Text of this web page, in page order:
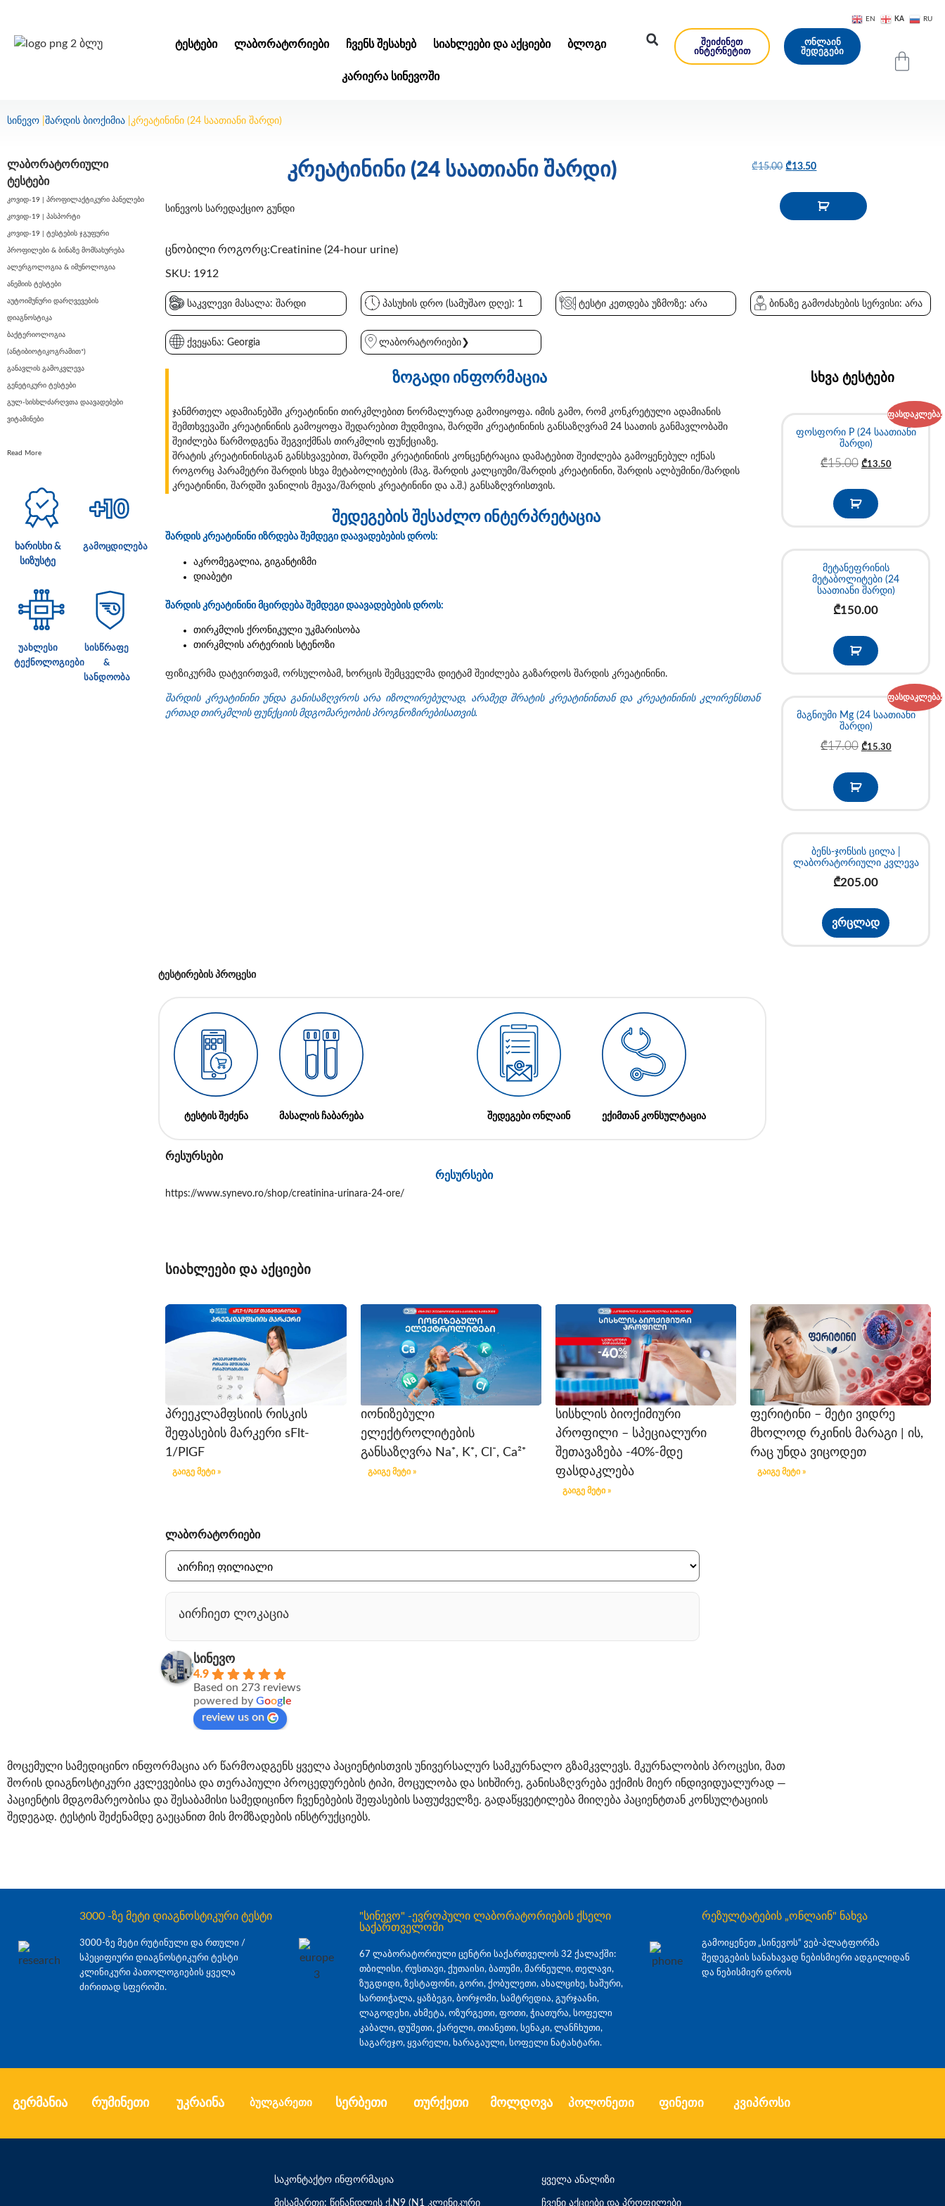
ᲢᲔᲡᲢᲔᲑᲘ ᲚᲐᲑᲝᲠᲐᲢᲝᲠᲘᲔᲑᲘ ᲩᲕᲔᲜᲡ ᲨᲔᲡᲐᲮᲔᲑ ᲡᲘᲐᲮᲚᲔᲔᲑᲘ ᲓᲐ ᲐᲥᲪᲘᲔᲑᲘ ᲑᲚᲝᲒᲘ
ᲙᲐᲠᲘᲔᲠᲐ ᲡᲘᲜᲔᲕᲝᲨᲘ
ᲨᲔᲘᲫᲘᲜᲔᲗ
ᲘᲜᲢᲔᲠᲜᲔᲢᲘᲗ
ᲝᲜᲚᲐᲘᲜ
ᲨᲔᲓᲔᲒᲔᲑᲘ
სინევო შარდის ბიოქიმია კრეატინინი (24 საათიანი შარდი)
ლაბორატორიული
ტესტები
კოვიდ-19 | პროფილაქტიკური პანელები
კოვიდ-19 | პასპორტი
კოვიდ-19 | ტესტების ჯგუფური
პროფილები & ბინაზე მომსახურება
ალერგოლოგია & იმუნოლოგია
ანემიის ტესტები
აუტოიმუნური დარღვევების
დიაგნოსტიკა
ბაქტერიოლოგია
(ანტიბიოტიკოგრამით*)
განავლის გამოკვლევა
გენეტიკური ტესტები
გულ-სისხლძარღვთა დაავადებები
ვიტამინები
Read More
ხარისხი &
სიზუსტე
გამოცდილება
უახლესი
ტექნოლოგიები
სისწრაფე
&
სანდოობა
კრეატინინი (24 საათიანი შარდი)
სინევოს სარედაქციო გუნდი
ცნობილი როგორც:Creatinine (24-hour urine)
SKU: 1912
₾15.00 ₾13.50
საკვლევი მასალა: შარდი პასუხის დრო (სამუშაო დღე): 1 ტესტი კეთდება უზმოზე: არა ბინაზე გამოძახების სერვისი: არა
ქვეყანა: Georgia ლაბორატორიები❯
ზოგადი ინფორმაცია
ჯანმრთელ ადამიანებში კრეატინინი თირკმლებით ნორმალურად გამოიყოფა. იმის გამო, რომ კონკრეტული ადამიანის
შემთხვევაში კრეატინინის გამოყოფა შედარებით მუდმივია, შარდში კრეატინინის განსაზღვრამ 24 საათის განმავლობაში
შეიძლება წარმოდგენა შეგვიქმნას თირკმლის ფუნქციაზე.
შრატის კრეატინინისგან განსხვავებით, შარდში კრეატინინის კონცენტრაცია დამატებით შეიძლება გამოყენებულ იქნას
როგორც პარამეტრი შარდის სხვა მეტაბოლიტების (მაგ. შარდის კალციუმი/შარდის კრეატინინი, შარდის ალბუმინი/შარდის
კრეატინინი, შარდში ვანილის მჟავა/შარდის კრეატინინი და ა.შ.) განსაზღვრისთვის.
შედეგების შესაძლო ინტერპრეტაცია
შარდის კრეატინინი იზრდება შემდეგი დაავადებების დროს:
აკრომეგალია, გიგანტიზმი
დიაბეტი
შარდის კრეატინინი მცირდება შემდეგი დაავადებების დროს:
თირკმლის ქრონიკული უკმარისობა
თირკმლის არტერიის სტენოზი
ფიზიკურმა დატვირთვამ, ორსულობამ, ხორცის შემცველმა დიეტამ შეიძლება გაზარდოს შარდის კრეატინინი.
შარდის კრეატინინი უნდა განისაზღვროს არა იზოლირებულად, არამედ შრატის კრეატინინთან და კრეატინინის კლირენსთან
ერთად თირკმლის ფუნქციის მდგომარეობის პროგნოზირებისათვის.
სხვა ტესტები
ფასდაკლება!
ფოსფორი P (24 საათიანი
შარდი)
₾15.00 ₾13.50
მეტანეფრინის
მეტაბოლიტები (24
საათიანი შარდი)
₾150.00
ფასდაკლება!
მაგნიუმი Mg (24 საათიანი
შარდი)
₾17.00 ₾15.30
ბენს-ჯონსის ცილა |
ლაბორატორიული კვლევა
₾205.00
ვრცლად
ტესტირების პროცესი
ტესტის შეძენა მასალის ჩაბარება შედეგები ონლაინ ექიმთან კონსულტაცია
რესურსები
რესურსები
https://www.synevo.ro/shop/creatinina-urinara-24-ore/
სიახლეები და აქციები
პრეეკლამფსიის რისკის
შეფასების მარკერი sFlt-
1/PlGF
გაიგე მეტი »
იონიზებული
ელექტროლიტების
განსაზღვრა Na⁺, K⁺, Cl⁻, Ca²⁺
გაიგე მეტი »
სისხლის ბიოქიმიური
პროფილი – სპეციალური
შეთავაზება -40%-მდე
ფასდაკლება
გაიგე მეტი »
ფერიტინი – მეტი ვიდრე
მხოლოდ რკინის მარაგი | ის,
რაც უნდა ვიცოდეთ
გაიგე მეტი »
ლაბორატორიები
აირჩიეთ ლოკაცია
სინევო
4.9
Based on 273 reviews
powered byGoog le
review us on
მოცემული სამედიცინო ინფორმაცია არ წარმოადგენს ყველა პაციენტისთვის უნივერსალურ სამკურნალო გზამკვლევს. მკურნალობის პროცესი, მათ
შორის დიაგნოსტიკური კვლევებისა და თერაპიული პროცედურების ტიპი, მოცულობა და სიხშირე, განისაზღვრება ექიმის მიერ ინდივიდუალურად —
პაციენტის მდგომარეობისა და შესაბამისი სამედიცინო ჩვენებების შეფასების საფუძველზე. გადაწყვეტილება მიიღება პაციენტთან კონსულტაციის
შედეგად. ტესტის შეძენამდე გაეცანით მის მომზადების ინსტრუქციებს.
3000 -ზე მეტი დიაგნოსტიკური ტესტი
3000-ზე მეტი რუტინული და რთული /
სპეციფიური დიაგნოსტიკური ტესტი
კლინიკური პათოლოგიების ყველა
ძირითად სფეროში.
"სინევო" -ევროპული ლაბორატორიების ქსელი
საქართველოში
67 ლაბორატორიული ცენტრი საქართველოს 32 ქალაქში:
თბილისი, რუსთავი, ქუთაისი, ბათუმი, მარნეული, თელავი,
ზუგდიდი, ზესტაფონი, გორი, ქობულეთი, ახალციხე, ხაშური,
სართიჭალა, ყაზბეგი, ბორჯომი, სამტრედია, გურჯაანი,
ლაგოდეხი, ახმეტა, ოზურგეთი, ფოთი, ჭიათურა, სოფელი
კაბალი, დუშეთი, ქარელი, თიანეთი, სენაკი, ლანჩხუთი,
საგარეჯო, ყვარელი, ხარაგაული, სოფელი ნატახტარი.
რეზულტატების „ონლაინ" ნახვა
გამოიყენეთ „სინევოს“ ვებ-პლატფორმა
შედეგების სანახავად ნებისმიერი ადგილიდან
და ნებისმიერ დროს
გერმანია რუმინეთი უკრაინა ბულგარეთი სერბეთი თურქეთი მოლდოვა პოლონეთი ფინეთი კვიპროსი
საკონტაქტო ინფორმაცია
მისამართი: წინანდლის ქ.N9 (N1 კლინიკური
ყველა ანალიზი
ჩვენი აქციები და პროფილები
EN KA RU